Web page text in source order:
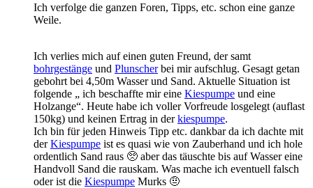
Ich verfolge die ganzen Foren, Tipps, etc. schon eine ganze
Weile.
Ich verlies mich auf einen guten Freund, der samt
bohrgestänge und Plunscherbei mir aufschlug. Gesagt getan
gebohrt bei 4,50m Wasser und Sand. Aktuelle Situation ist
folgende „ ich beschaffte mir eine Kiespumpe und eine
Holzange“. Heute habe ich voller Vorfreude losgelegt (auflast
150kg) und keinen Ertrag in derkiespumpe.
Ich bin für jeden Hinweis Tipp etc. dankbar da ich dachte mit
derKiespumpe ist es quasi wie von Zauberhand und ich hole
ordentlich Sand raus 🥺 aber das täuschte bis auf Wasser eine
Handvoll Sand die rauskam. Was mache ich eventuell falsch
oder ist die Kiespumpe Murks 🤨